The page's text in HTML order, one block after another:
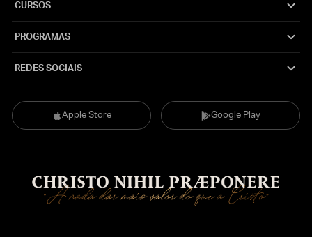
Apple Store Google Play
CURSOS
PROGRAMAS
REDES SOCIAIS